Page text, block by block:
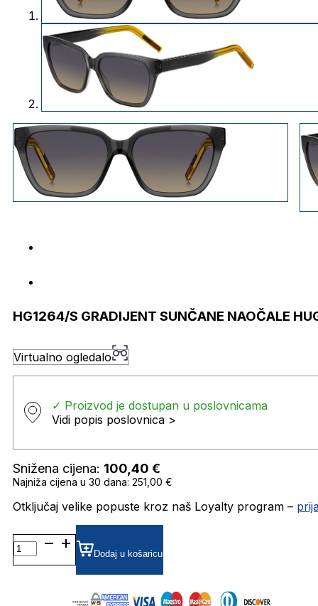
HG1264/S GRADIJENT SUNČANE NAOČALE
Virtualno ogledalo
✓ Proizvod je dostupan u poslovnicama
Vidi popis poslovnica >
Snižena cijena: 100,40 €
Najniža cijena u 30 dana: 251,00 €
Otključaj velike popuste kroz naš Loyalty program –
HG1264/S
GRADIJENT SUNČANE
NAOČALE
Dodaj u košaricu